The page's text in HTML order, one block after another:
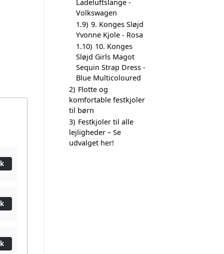
Ladeluftslange -
Volkswagen
1.9) 9. Konges Sløjd
Yvonne Kjole - Rosa
1.10) 10. Konges
Sløjd Girls Magot
Sequin Strap Dress -
Blue Multicoloured
2) Flotte og
komfortable festkjoler
til børn
3) Festkjoler til alle
lejligheder – Se
udvalget her!